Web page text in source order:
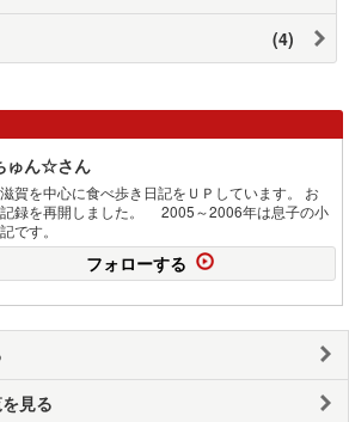
(4)
ゅん☆さん
賀を中心に食べ歩き日記をＵＰしています。 お
録を再開しました。 2005～2006年は息子の小
です。
フォローする
見る